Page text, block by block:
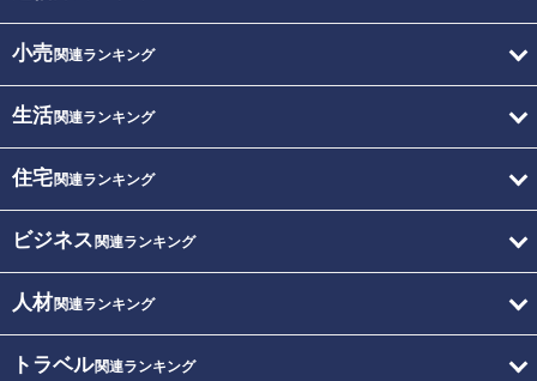
小売関連ランキング
生活関連ランキング
住宅関連ランキング
ビジネス 関連ランキング
人材関連ランキング
トラベル関連ランキング